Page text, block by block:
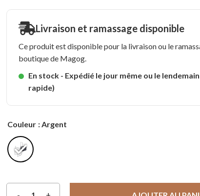
Livraison et ramassage disponible
Ce produit est disponible pour la livraison ou le
boutique de Magog.
En stock - Expédié le jour même ou le
rapide)
Couleur : Argent